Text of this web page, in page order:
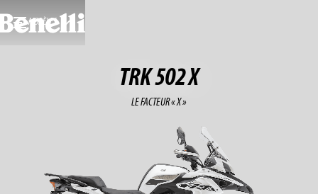
MODÈLES
TRK 502 X
LE FACTEUR « X »